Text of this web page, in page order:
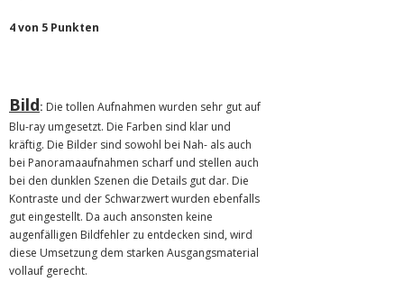
4 von 5 Punkten
Bild: Die tollen Aufnahmen wurden sehr gut auf
Blu-ray umgesetzt. Die Farben sind klar und
kräftig. Die Bilder sind sowohl bei Nah- als auch
bei Panoramaaufnahmen scharf und stellen auch
bei den dunklen Szenen die Details gut dar. Die
Kontraste und der Schwarzwert wurden ebenfalls
gut eingestellt. Da auch ansonsten keine
augenfälligen Bildfehler zu entdecken sind, wird
diese Umsetzung dem starken Ausgangsmaterial
vollauf gerecht.